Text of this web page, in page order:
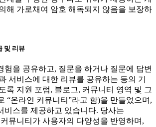
해 가로채여 암호 해독되지 않음을 보장하
및 리뷰
험을 공유하고, 질문을 하거나 질문에 답변
서비스에 대한 리뷰를 공유하는 등의 기
록 지원 포럼, 블로그, 커뮤니티 영역 및 그
“온라인 커뮤니티”라고 함)을 만들었으며,
비스를 제공하고 있습니다. 당사는
뮤니티가 사용자의 다양성을 반영하며,